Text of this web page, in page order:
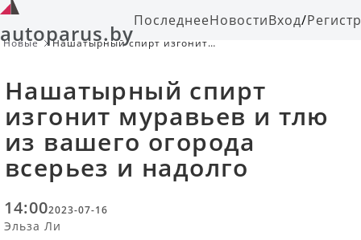
autoparus.byПоследнееНовостиВход/
Новые
Нашатырный спирт изгонит
Нашатырный спирт
изгонит муравьев и тлю
из вашего огорода
всерьез и надолго
14:002023-07-16
Эльза Ли